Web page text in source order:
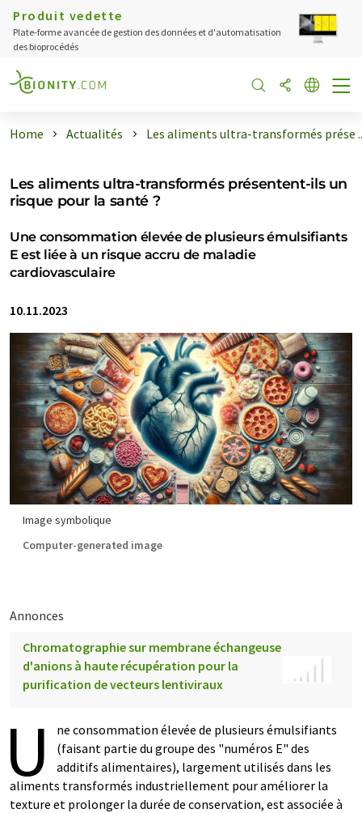
Produit vedette
Plate-forme avancée de gestion des données et d'automatisation
des bioprocédés
Home Actualités Les aliments ultra-transformés prése
Les aliments ultra-transformés présentent-ils un
risque pour la santé ?
Une consommation élevée de plusieurs émulsifiants
E est liée à un risque accru de maladie
cardiovasculaire
10.11.2023
Image symbolique
Computer-generated image
Annonces
Chromatographie sur membrane échangeuse
d'anions à haute récupération pour la
purification de vecteurs lentiviraux
U
ne consommation élevée de plusieurs émulsifiants
(faisant partie du groupe des "numéros E" des
additifs alimentaires), largement utilisés dans les
aliments transformés industriellement pour améliorer la
texture et prolonger la durée de conservation, est associée à